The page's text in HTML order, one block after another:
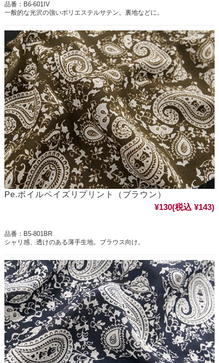
品番：B6-601IV
一般的な光沢の強いポリエステルサテン。裏地などに。
Pe.ボイルペイズリプリント（ブラウン）
¥130(税込 ¥143)
品番：B5-801BR
シャリ感、透けのある薄手生地。ブラウス向け。